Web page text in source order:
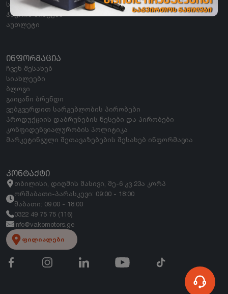
სათადარიგო ნაწილები
ჰაერის სისტემა
აუთლეტი
ᲘᲜᲤᲝᲠᲛᲐᲪᲘᲐ
ჩვენ შესახებ
სიახლეები
ბლოგი
გაიცანი ბრენდი
ვებგვერდით სარგებლობის პირობები
პროდუქციის დაბრუნების წესები და პირობები
კონფიდენციალურობის პოლიტიკა
მარკეტინგული შეთავაზებების შესახებ ინფორმაცია
ᲙᲝᲜᲢᲐᲥᲢᲘ
თბილისი, დიღმის მასივი, მე-6 კვ 23ა კორპ
ორშაბათი-პარასკევი: 09:00 - 18:00
შაბათი: 09:00 - 18:00
0322 49 75 75 (116)
info@vakomotors.ge
ფილიალები